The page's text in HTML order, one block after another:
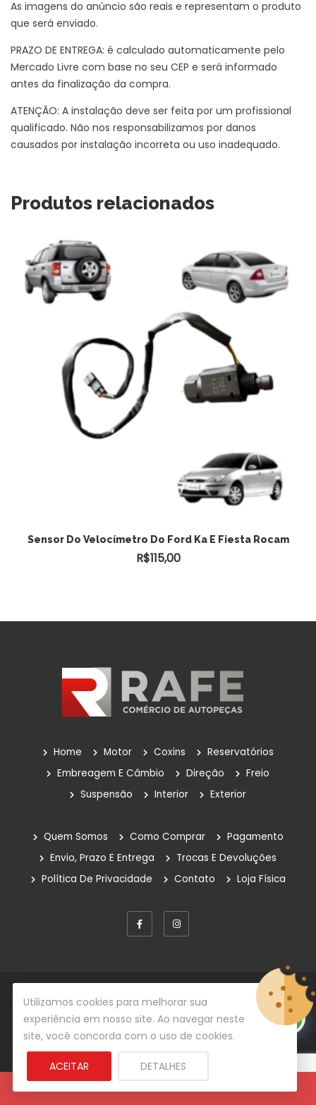
As imagens do anúncio são reais e representam o produto
que será enviado.
PRAZO DE ENTREGA: é calculado automaticamente pelo
Mercado Livre com base no seu CEP e será informado
antes da finalização da compra.
ATENÇÃO: A instalação deve ser feita por um profissional
qualificado. Não nos responsabilizamos por danos
causados por instalação incorreta ou uso inadequado.
Produtos relacionados
Sensor Do Velocímetro Do Ford Ka E Fiesta Rocam
R$115,00
Home Motor Coxins
Reservatórios
Embreagem E Câmbio
Direção
Freio
Suspensão
Interior Exterior
Quem Somos Como Comprar
Pagamento
Envio, Prazo E Entrega
Trocas E Devoluções
Política De Privacidade
Contato Loja Física
© Copyright 2026Rafe Auto PeçasTodos os direitos
reservados.
Desenvolvido por Centrada Comunicação
Utilizamos cookies para melhorar sua
experiência em nosso site. Ao navegar neste
site, você concorda com o uso de cookies.
ACEITAR DETALHES